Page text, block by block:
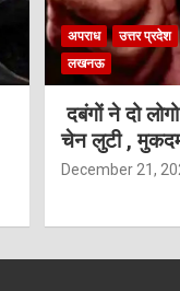
अपराध उत्तर प्रदेश
लखनऊ
दबंगों ने दो
चेन लुटी ,
December 21,